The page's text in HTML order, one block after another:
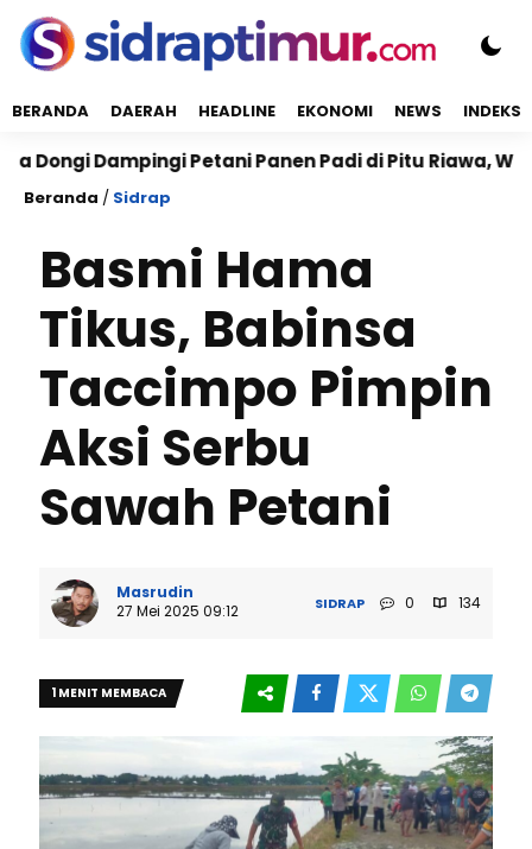
BERANDA DAERAH HEADLINE EKONOMI NEWS INDEKS
Dampingi Petani Panen Padi di Pitu Riawa,
Beranda / Sidrap
Basmi Hama
Tikus, Babinsa
Taccimpo Pimpin
Aksi Serbu
Sawah Petani
Masrudin
27 Mei 2025 09:12
SIDRAP 0 134
1 MENIT MEMBACA